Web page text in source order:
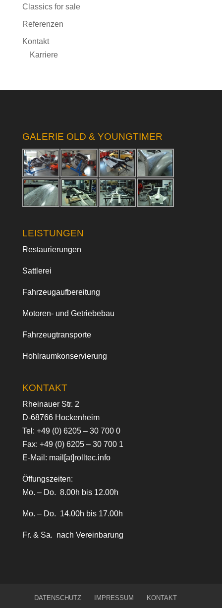
Classics for sale
Referenzen
Kontakt
Karriere
GALERIE OLD & YOUNGTIMER
LEISTUNGEN
Restaurierungen
Sattlerei
Fahrzeugaufbereitung
Motoren- und Getriebebau
Fahrzeugtransporte
Hohlraumkonservierung
KONTAKT
Rheinauer Str. 2
D-68766 Hockenheim
Tel: +49 (0) 6205 – 30 700 0
Fax: +49 (0) 6205 – 30 700 1
E-Mail: mail[at]rolltec.info
Öffungszeiten:
Mo. – Do. 8.00h bis 12.00h
Mo. – Do. 14.00h bis 17.00h
Fr. & Sa. nach Vereinbarung
DATENSCHUTZ IMPRESSUM
KONTAKT